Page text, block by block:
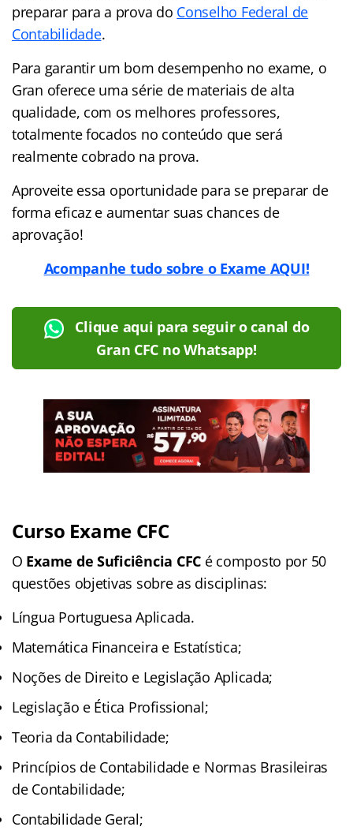
preparar para a prova do Conselho Federal de
Contabilidade.
Para garantir um bom desempenho no exame, o
Gran oferece uma série de materiais de alta
qualidade, com os melhores professores,
totalmente focados no conteúdo que será
realmente cobrado na prova.
Aproveite essa oportunidade para se preparar de
forma eficaz e aumentar suas chances de
aprovação!
Acompanhe tudo sobre o Exame AQUI!
Clique aqui para seguir o canal do
Gran CFC no Whatsapp!
Curso Exame CFC
O Exame de Suficiência CFC é composto por 50
questões objetivas sobre as disciplinas:
Língua Portuguesa Aplicada.
Matemática Financeira e Estatística;
Noções de Direito e Legislação Aplicada;
Legislação e Ética Profissional;
Teoria da Contabilidade;
Princípios de Contabilidade e Normas Brasileiras
de Contabilidade;
Contabilidade Geral;